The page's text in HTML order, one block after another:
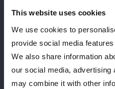
This website uses cookies
We use cookies to
provide social media
We also share information
our social media, advertising
may combine it with other
2026/04/22
【PPV情報】
大会のスペ
ラモンHGさ